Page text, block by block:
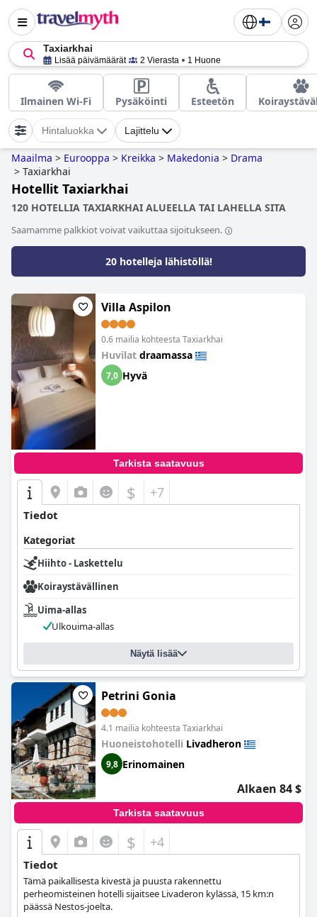
Taxiarkhai
Lisää päivämäärät 2 Vierasta 1 Huone
Ilmainen Wi-Fi Pysäköinti Esteetön
Hintaluokka Lajittelu
Maailma > Eurooppa > Kreikka > Makedonia > Drama
> Taxiarkhai
Hotellit Taxiarkhai
120 HOTELLIA TAXIARKHAI ALUEELLA TAI LAHELLA SITA
Saamamme palkkiot voivat vaikuttaa sijoitukseen.
20 hotelleja lähistöllä!
Villa Aspilon
0.6 mailia kohteesta Taxiarkhai
Huvilat draamassa
7,0 Hyvä
Tarkista saatavuus
$ +7
Tiedot
Kategoriat
Hiihto - Laskettelu
Koiraystävällinen
Uima-allas
Ulkouima-allas
Näytä lisää
Petrini Gonia
4.1 mailia kohteesta Taxiarkhai
Huoneistohotelli Livadheron
9,8 Erinomainen
Alkaen 84 $
Tarkista saatavuus
$ +4
Tiedot
Tämä paikallisesta kivestä ja puusta rakennettu
perheomisteinen hotelli sijaitsee Livaderon kylässä, 15 km:n
päässä Nestos-joelta.